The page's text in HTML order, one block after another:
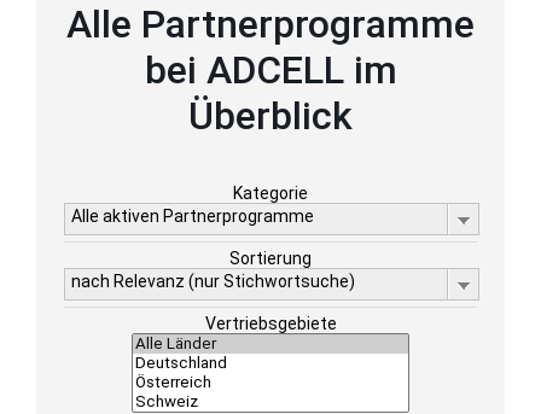
Alle Partnerprogramme
bei ADCELL im
Überblick
Kategorie
Alle aktiven Partnerprogramme
Sortierung
nach Relevanz (nur Stichwortsuche)
Vertriebsgebiete